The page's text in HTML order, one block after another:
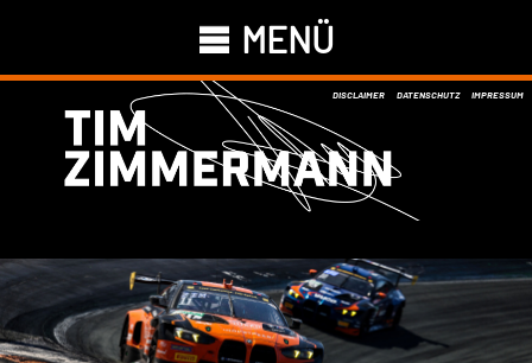
MENÜ
DISCLAIMER DATENSCHUTZ IMPRESSUM